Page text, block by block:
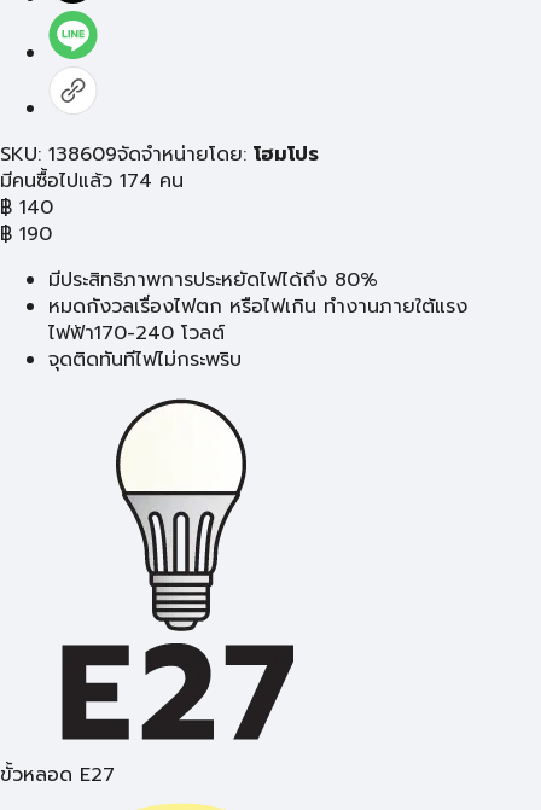
SKU: 138609จัดจำหน่ายโดย: โฮมโปร
มีคนซื้อไปแล้ว 174 คน
฿ 140
฿ 190
มีประสิทธิภาพการประหยัดไฟได้ถึง 80%
หมดกังวลเรื่องไฟตก หรือไฟเกิน ทำงานภายใต้แรง
ไฟฟ้า170-240 โวลต์
จุดติดทันทีไฟไม่กระพริบ
ขั้วหลอด E27